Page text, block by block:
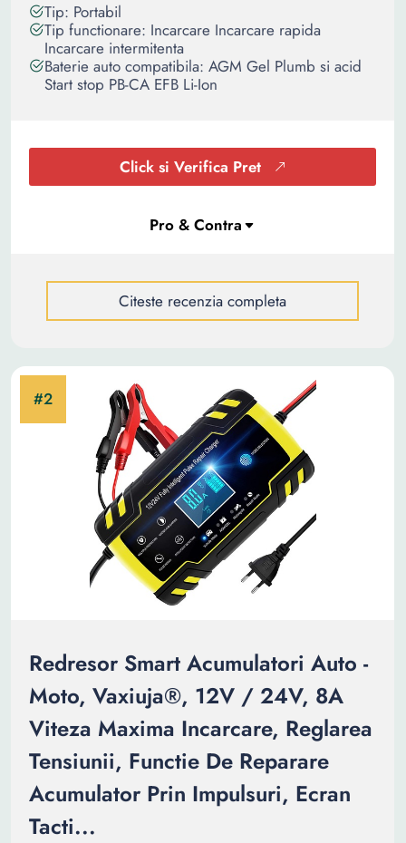
Tip: Portabil
Tip functionare: Incarcare Incarcare rapida
Incarcare intermitenta
Baterie auto compatibila: AGM Gel Plumb si acid
Start stop PB-CA EFB Li-Ion
Click si Verifica Pret
Citeste recenzia completa
Redresor Smart Acumulatori Auto -
Moto, Vaxiuja®, 12V / 24V, 8A
Viteza Maxima Incarcare, Reglarea
Tensiunii, Functie De Reparare
Acumulator Prin Impulsuri, Ecran
Tacti...